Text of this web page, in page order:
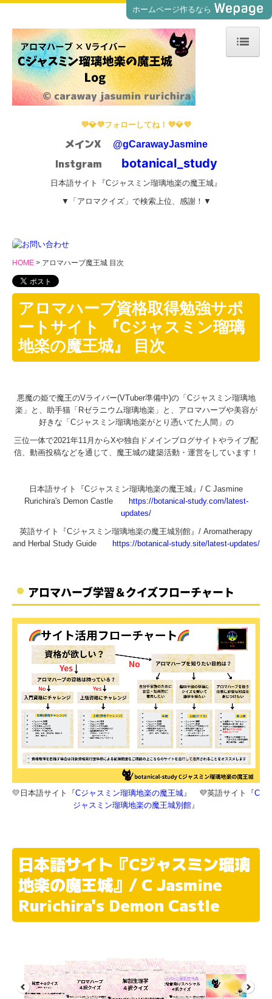
ホームページ作るなら
HOME
プロフィール
アロマハーブ傾向チェック
英語｜アロマハーブクイズサイト
今日の誕生花＆リンク
💜💎💜フォローしてね！💜💎💜
メインX @gCarawayJasmine
Instgram botanical_study
日本語サイト『Cジャスミン瑠璃地楽の魔王城』
▼「アロマクイズ」で検索上位、感謝！▼
HOME アロマハーブ魔王城 目次
アロマハーブ資格取得勉強サポ
ートサイト 『Cジャスミン瑠璃
地楽の魔王城』 目次
悪魔の姫で魔王のVライバー(VTuber準備中)の「Cジャスミン瑠璃地
楽」と、助手猫「Rゼラニウム瑠璃地楽」と、アロマハーブや美容が
好きな「Cジャスミン瑠璃地楽がとり憑いてた人間」の
三位一体で2021年11月からXや独自ドメインブログサイトやライブ配
信、動画投稿などを通じて、魔王城の建築活動・運営をしています！
日本語サイト『Cジャスミン瑠璃地楽の魔王城』/ C Jasmine
Rurichira's Demon Castle
https://botanical-study.com/latest-
updates/
英語サイト『Cジャスミン瑠璃地楽の魔王城別館』/ Aromatherapy
and Herbal Study Guide
https://botanical-study.site/latest-updates/
アロマハーブ学習＆クイズフローチャート
💛日本語サイト『Cジャスミン瑠璃地楽の魔王城 』 💜英語サイト『C
ジャスミン瑠璃地楽の魔王城別館 』
日本語サイト『Cジャスミン瑠璃
地楽の魔王城』/ C Jasmine
Rurichira's Demon Castle